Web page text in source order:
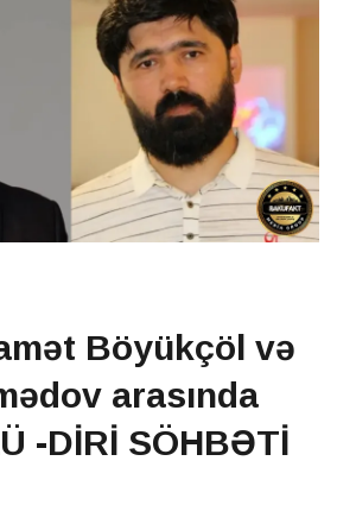
Böyükçöl və
arasında
-DİRİ SÖHBƏTİ